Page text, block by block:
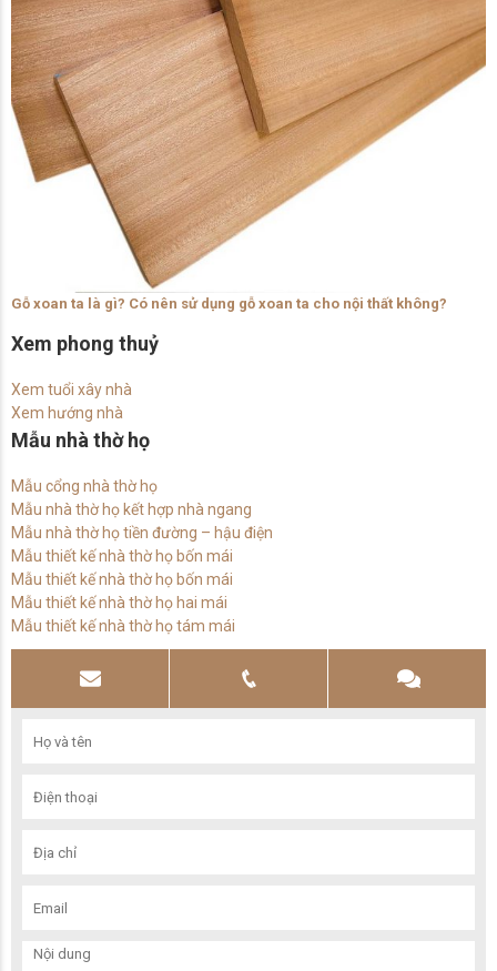
Gỗ xoan ta là gì? Có nên sử dụng gỗ xoan ta cho nội thất không?
Xem phong thuỷ
Xem tuổi xây nhà
Xem hướng nhà
Mẫu nhà thờ họ
Mẫu cổng nhà thờ họ
Mẫu nhà thờ họ kết hợp nhà ngang
Mẫu nhà thờ họ tiền đường – hậu điện
Mẫu thiết kế nhà thờ họ bốn mái
Mẫu thiết kế nhà thờ họ bốn mái
Mẫu thiết kế nhà thờ họ hai mái
Mẫu thiết kế nhà thờ họ tám mái